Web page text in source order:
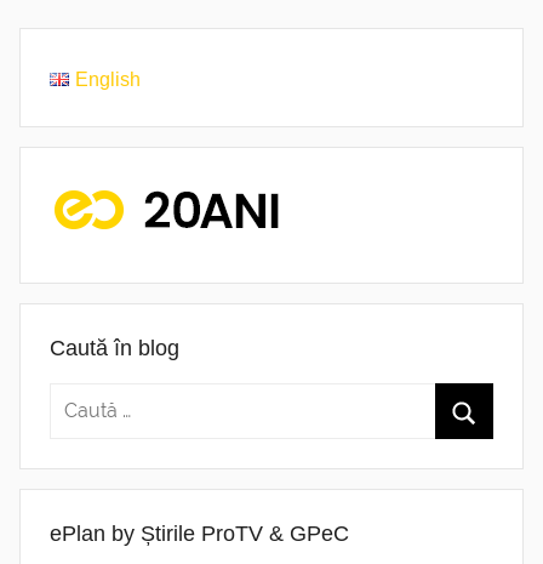
English
Caută în blog
ePlan by Știrile ProTV & GPeC